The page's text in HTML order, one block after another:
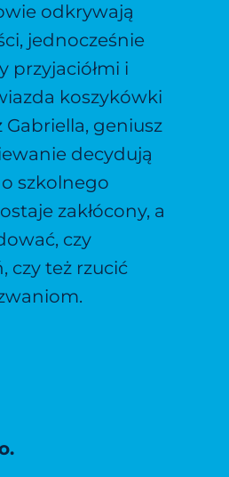
odkrywają
jednocześnie
przyjaciółmi i
koszykówki
geniusz
decydują
szkolnego
zakłócony, a
czy
czy też rzucić